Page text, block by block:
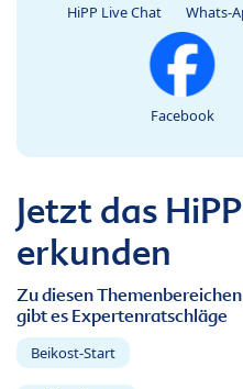
HiPP Live Chat Whats-
Facebook
Jetzt das
erkunden
Zu diesen Themenbereichen
gibt es Expertenratschläge
Beikost-Start